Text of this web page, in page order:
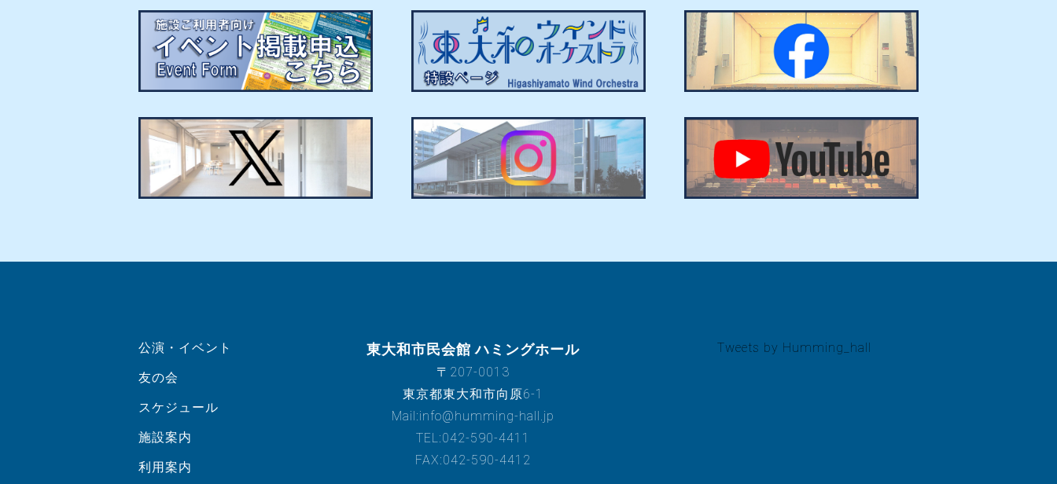
公演・イベント
友の会
スケジュール
施設案内
利用案内
東大和市民会館 ハミングホール
〒207-0013
東京都東大和市向原6-1
Mail:info@humming-hall.jp
TEL:042-590-4411
FAX:042-590-4412
Tweets by Humming_hall